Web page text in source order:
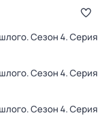
. Сезон 4. Серия
. Сезон 4. Серия
. Сезон 4. Серия